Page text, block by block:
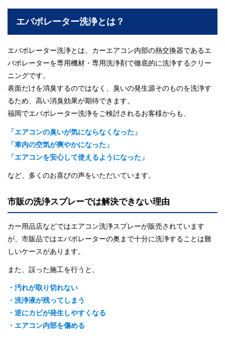
エバポレーター洗浄とは？
エバポレーター洗浄とは、カーエアコン内部の熱交換器であるエ
バポレーターを専用機材・専用洗浄剤で徹底的に洗浄するクリー
ニングです。
表面だけを消臭するのではなく、臭いの発生源そのものを洗浄す
るため、高い消臭効果が期待できます。
福岡でエバポレーター洗浄をご検討されるお客様からも、
「エアコンの臭いが気にならなくなった」
「車内の空気が爽やかになった」
「エアコンを安心して使えるようになった」
など、多くのお喜びの声をいただいています。
市販の洗浄スプレーでは解決できない理由
カー用品店などではエアコン洗浄スプレーが販売されています
が、市販品ではエバポレーターの奥まで十分に洗浄することは難
しいケースがあります。
また、誤った施工を行うと、
・汚れが取り切れない
・洗浄液が残ってしまう
・逆にカビが発生しやすくなる
・エアコン内部を傷める